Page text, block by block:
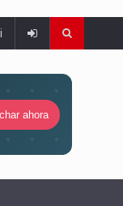
ahora